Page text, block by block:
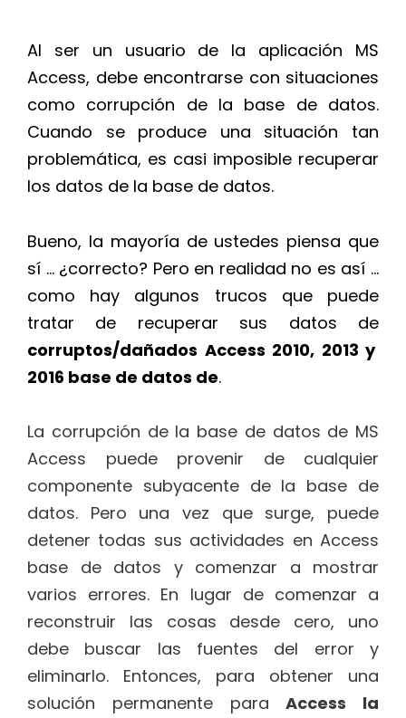
Al ser un usuario de la aplicación MS
Access, debe encontrarse con situaciones
como corrupción de la base de datos.
Cuando se produce una situación tan
problemática, es casi imposible recuperar
los datos de la base de datos.
Bueno, la mayoría de ustedes piensa que
sí … ¿correcto? Pero en realidad no es así …
como hay algunos trucos que puede
tratar de recuperar sus datos de
corruptos/dañados Access 2010, 2013 y
2016 base de datos de.
La corrupción de la base de datos de MS
Access puede provenir de cualquier
componente subyacente de la base de
datos. Pero una vez que surge, puede
detener todas sus actividades en Access
base de datos y comenzar a mostrar
varios errores. En lugar de comenzar a
reconstruir las cosas desde cero, uno
debe buscar las fuentes del error y
eliminarlo. Entonces, para obtener una
solución permanente paraAccess la